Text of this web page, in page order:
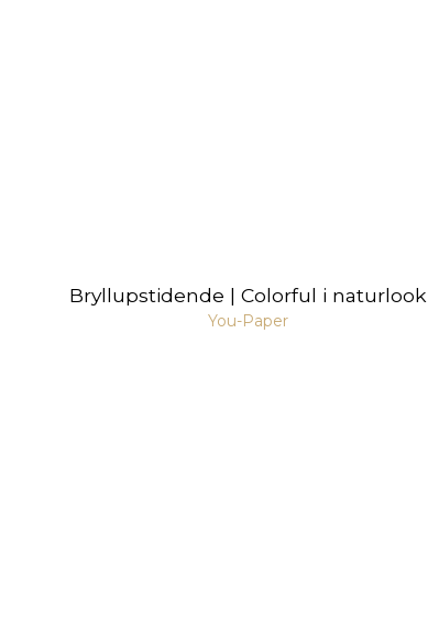
Bryllupstidende | Colorful i naturlook
You-Paper